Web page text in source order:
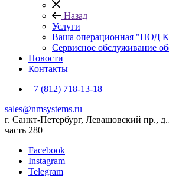
Назад
Услуги
Ваша операционная "ПОД
Сервисное обслуживание
Новости
Контакты
+7 (812) 718-13-18
sales@nmsystems.ru
г. Санкт-Петербург, Левашовский пр.,
часть 280
Facebook
Instagram
Telegram